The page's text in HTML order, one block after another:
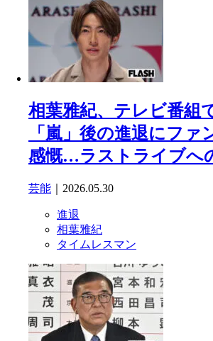
相葉雅紀、テレビ番組
「嵐」後の進退にファ
感慨…ラストライブへ
芸能 ｜2026.05.30
進退
相葉雅紀
タイムレスマン